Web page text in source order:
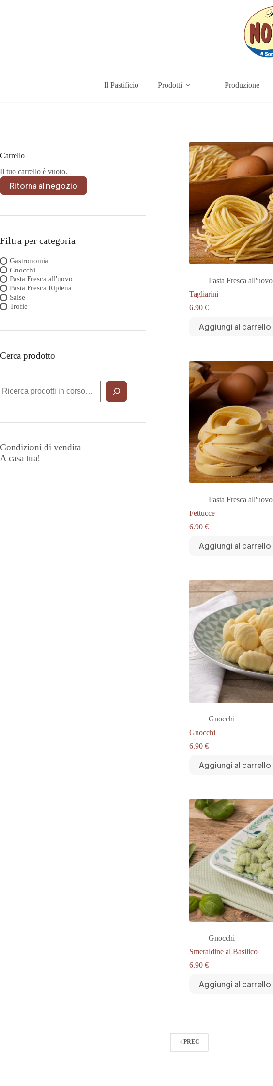
Il Pastificio Prodotti Produzione
Pasta Fresca all'uovo
Tagliarini
6.90 €
Aggiungi al carrello
Pasta Fresca all'uovo
Fettucce
6.90 €
Aggiungi al carrello
Gnocchi
Gnocchi
6.90 €
Aggiungi al carrello
Gnocchi
Smeraldine al Basilico
6.90 €
Aggiungi al carrello
PREC
Carrello
Il tuo carrello è vuoto.
Ritorna al negozio
Filtra per categoria
Gastronomia
Gnocchi
Pasta Fresca all'uovo
Pasta Fresca Ripiena
Salse
Trofie
Cerca prodotto
Condizioni di vendita
A casa tua!